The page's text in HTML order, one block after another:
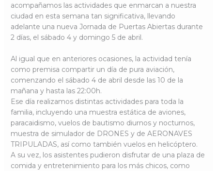
acompañamos las actividades que enmarcan a nuestra
ciudad en esta semana tan significativa, llevando
adelante una nueva Jornada de Puertas Abiertas durante
2 días, el sábado 4 y domingo 5 de abril.
Al igual que en anteriores ocasiones, la actividad tenía
como premisa compartir un día de pura aviación,
comenzando el sábado 4 de abril desde las 10 de la
mañana y hasta las 22:00h.
Ese día realizamos distintas actividades para toda la
familia, incluyendo una muestra estática de aviones,
paracaidismo, vuelos de bautismo diurnos y nocturnos,
muestra de simulador de DRONES y de AERONAVES
TRIPULADAS, así como también vuelos en helicóptero.
A su vez, los asistentes pudieron disfrutar de una plaza de
comida y entretenimiento para los más chicos, como